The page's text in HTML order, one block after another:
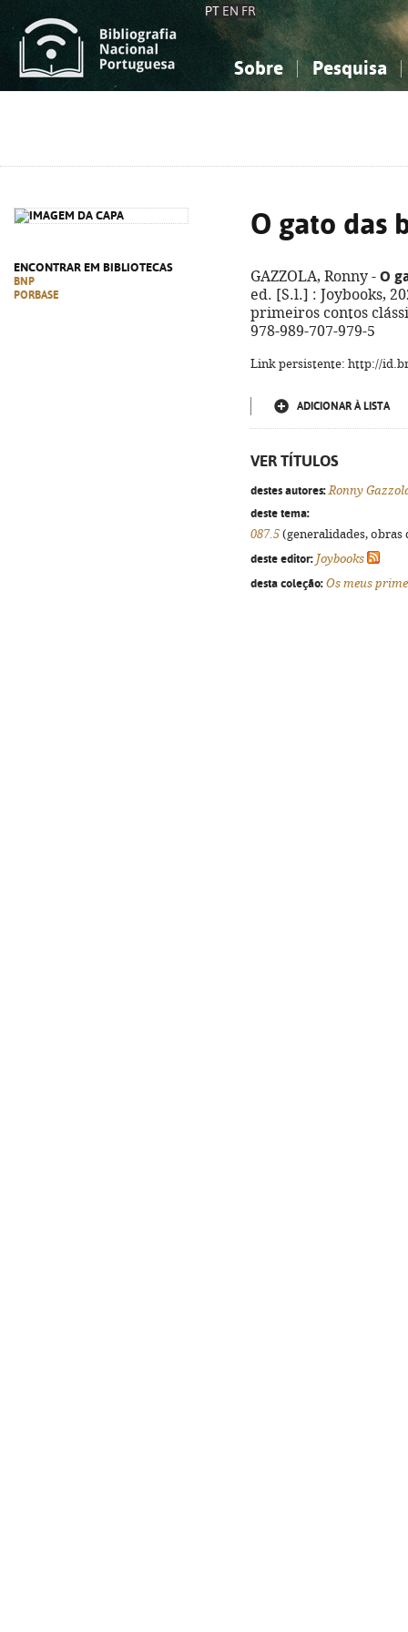
PT EN FR
Sobre Pesquisa
ENCONTRAR EM BIBLIOTECAS
BNP
PORBASE
O gato das
GAZZOLA, Ronny - O
ed. [S.l.] : Joybooks,
primeiros contos
978-989-707-979-5
Link persistente: http://
ADICIONAR À LISTA
VER TÍTULOS
destes autores: Ronny
deste tema:
087.5 (generalidades,
deste editor: Joybooks
desta coleção: Os meus